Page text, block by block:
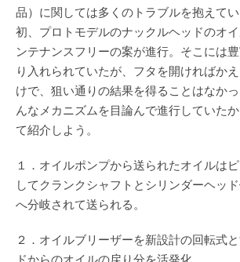
品）に関しては多くのトラブルを抱えて
初、プロトモデルのナックルヘッドのオ
ンテナンスフリーの案が進行。そこには
り入れられていたが、フタを開ければか
けで、狙い通りの結果を得ることはなか
んなメカニズムを目論んで進行していた
て紹介しよう。
１．オイルポンプから送られたオイルは
してクランクシャフトとシリンダーヘッ
へ分岐されて送られる。
２．オイルブリーザーを新設計の回転式
ドからのオイルの戻り分を活発化。